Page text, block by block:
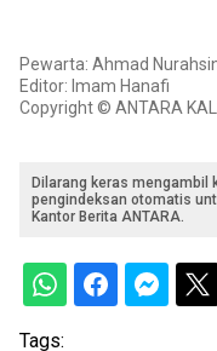
Pewarta: Ahmad
Editor: Imam Hanafi
Copyright © ANTARA
Dilarang keras mengambil
pengindeksan otomatis
Kantor Berita ANTARA.
Tags: